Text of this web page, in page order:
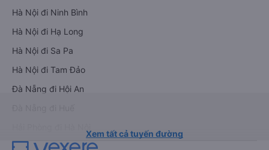
Hà Nội đi Ninh Bình
Hà Nội đi Hạ Long
Hà Nội đi Sa Pa
Hà Nội đi Tam Đảo
Đà Nẵng đi Hội An
Xem tất cả tuyến đường